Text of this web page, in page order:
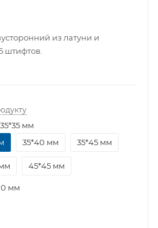
из латуни и
штифтов.
35*35 мм
35*40 мм 35*45 мм
45*45 мм
мм